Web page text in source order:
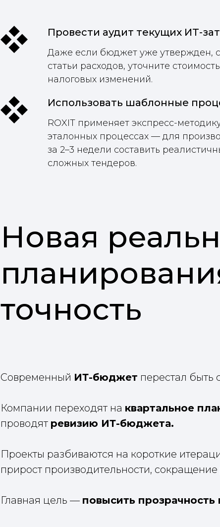
Провести аудит текущих ИТ-
Даже если бюджет уже утвержден,
статьи расходов, уточните
налоговых изменений.
Использовать шаблонные
ROXIT применяет экспресс-
эталонных процессах — для
за 2–3 недели составить
сложных тендеров.
Новая
точность
Современный ИТ-бюджет перестал быть
Компании переходят на квартальное
проводят ревизию ИТ-бюджета.
Проекты разбиваются на короткие
прирост производительности, сокращение
Главная цель — повысить